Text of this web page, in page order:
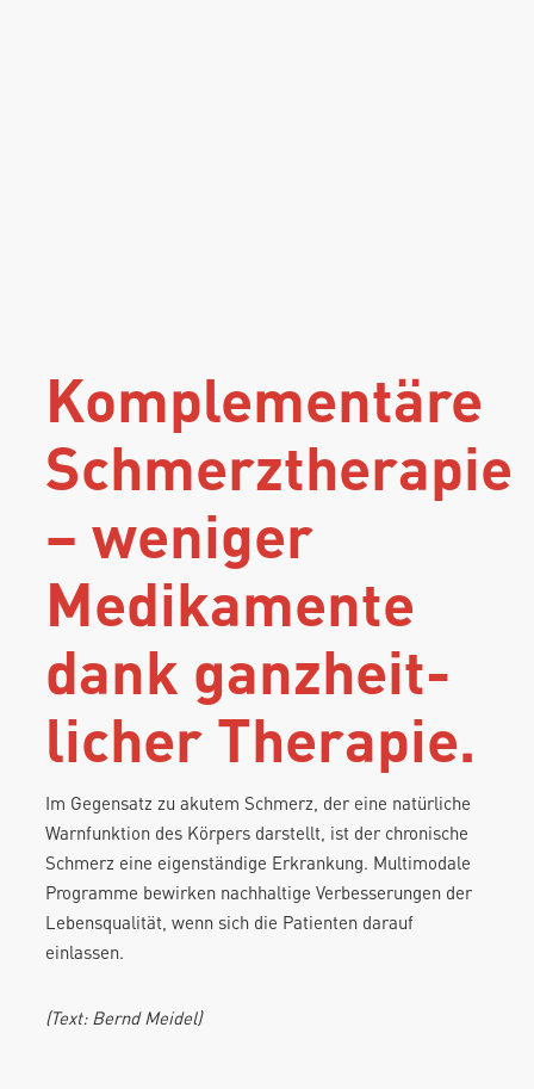
Komplementäre
Schmerztherapie
– weniger
Medika­mente
dank ganz­heit­
licher Therapie.
Im Gegensatz zu akutem Schmerz, der eine natürliche
Warnfunktion des Körpers darstellt, ist der chronische
Schmerz eine eigenständige Erkrankung. Multimodale
Programme bewirken nachhaltige Verbesserungen der
Lebensqualität, wenn sich die Patienten darauf
einlassen.
(Text: Bernd Meidel)